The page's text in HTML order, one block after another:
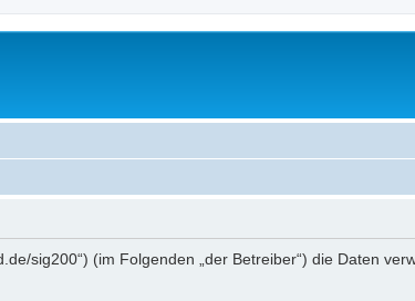
sig200“) (im Folgenden „der Betreiber“) die Daten